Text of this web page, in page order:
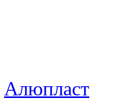
Алюпласт